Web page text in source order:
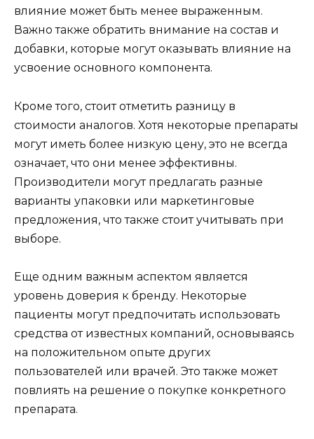
влияние может быть менее выраженным.
Важно также обратить внимание на состав и
добавки, которые могут оказывать влияние на
усвоение основного компонента.
Кроме того, стоит отметить разницу в
стоимости аналогов. Хотя некоторые препараты
могут иметь более низкую цену, это не всегда
означает, что они менее эффективны.
Производители могут предлагать разные
варианты упаковки или маркетинговые
предложения, что также стоит учитывать при
выборе.
Еще одним важным аспектом является
уровень доверия к бренду. Некоторые
пациенты могут предпочитать использовать
средства от известных компаний, основываясь
на положительном опыте других
пользователей или врачей. Это также может
повлиять на решение о покупке конкретного
препарата.